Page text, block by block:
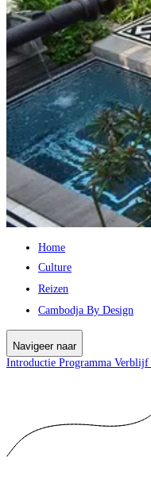
Home
Culture
Reizen
Cambodja By Design
Navigeer naar
Introductie Programma Verblijf